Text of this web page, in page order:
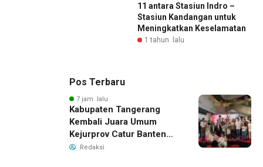
11 antara Stasiun Indro –
Stasiun Kandangan untuk
Meningkatkan Keselamatan
1 tahun lalu
Pos Terbaru
7 jam lalu
Kabupaten Tangerang
Kembali Juara Umum
Kejurprov Catur Banten
2026, Raih 24 Medali
Redaksi